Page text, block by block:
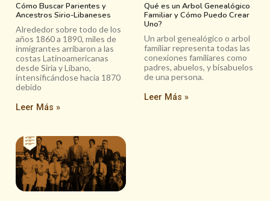
Cómo Buscar Parientes y
Ancestros Sirio-Libaneses
Alrededor sobre todo de los
años 1860 a 1890, miles de
inmigrantes arribaron a las
costas Latinoamericanas
desde Siria y Líbano,
intensificándose hacia 1870
debido
Leer Más »
Qué es un Arbol Genealógico
Familiar y Cómo Puedo Crear
Uno?
Un arbol genealógico o arbol
familiar representa todas las
conexiones familiares como
padres, abuelos, y bisabuelos
de una persona.
Leer Más »